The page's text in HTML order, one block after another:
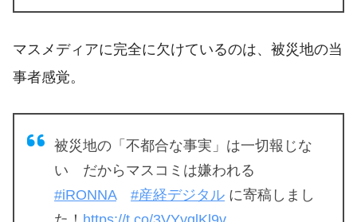
マスメディアに完全に欠けているのは、被災地の当
事者感覚。
被災地の「不都合な事実」は一切報じな
い だからマスコミは嫌われる
#iRONNA
#産経デジタル に寄稿しまし